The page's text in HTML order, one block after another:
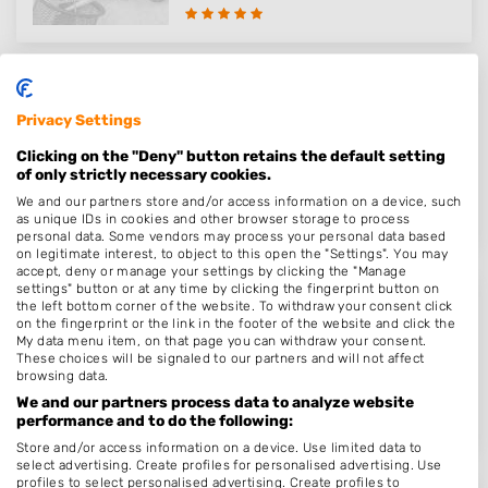
2406AT Alphen aan den Rijn
Op 16,85 km afstand
Avenue Kappers!
Tuinweg 26 A
2132DP Hoofddorp
Op 16,89 km afstand
Privacy Settings
Clicking on the "Deny" button retains the default setting
of only strictly necessary cookies.
We and our partners store and/or access information on a device, such
as unique IDs in cookies and other browser storage to process
personal data. Some vendors may process your personal data based
on legitimate interest, to object to this open the "Settings". You may
accept, deny or manage your settings by clicking the "Manage
settings" button or at any time by clicking the fingerprint button on
the left bottom corner of the website. To withdraw your consent click
on the fingerprint or the link in the footer of the website and click the
My data menu item, on that page you can withdraw your consent.
These choices will be signaled to our partners and will not affect
browsing data.
We and our partners process data to analyze website
performance and to do the following:
Store and/or access information on a device. Use limited data to
select advertising. Create profiles for personalised advertising. Use
profiles to select personalised advertising. Create profiles to